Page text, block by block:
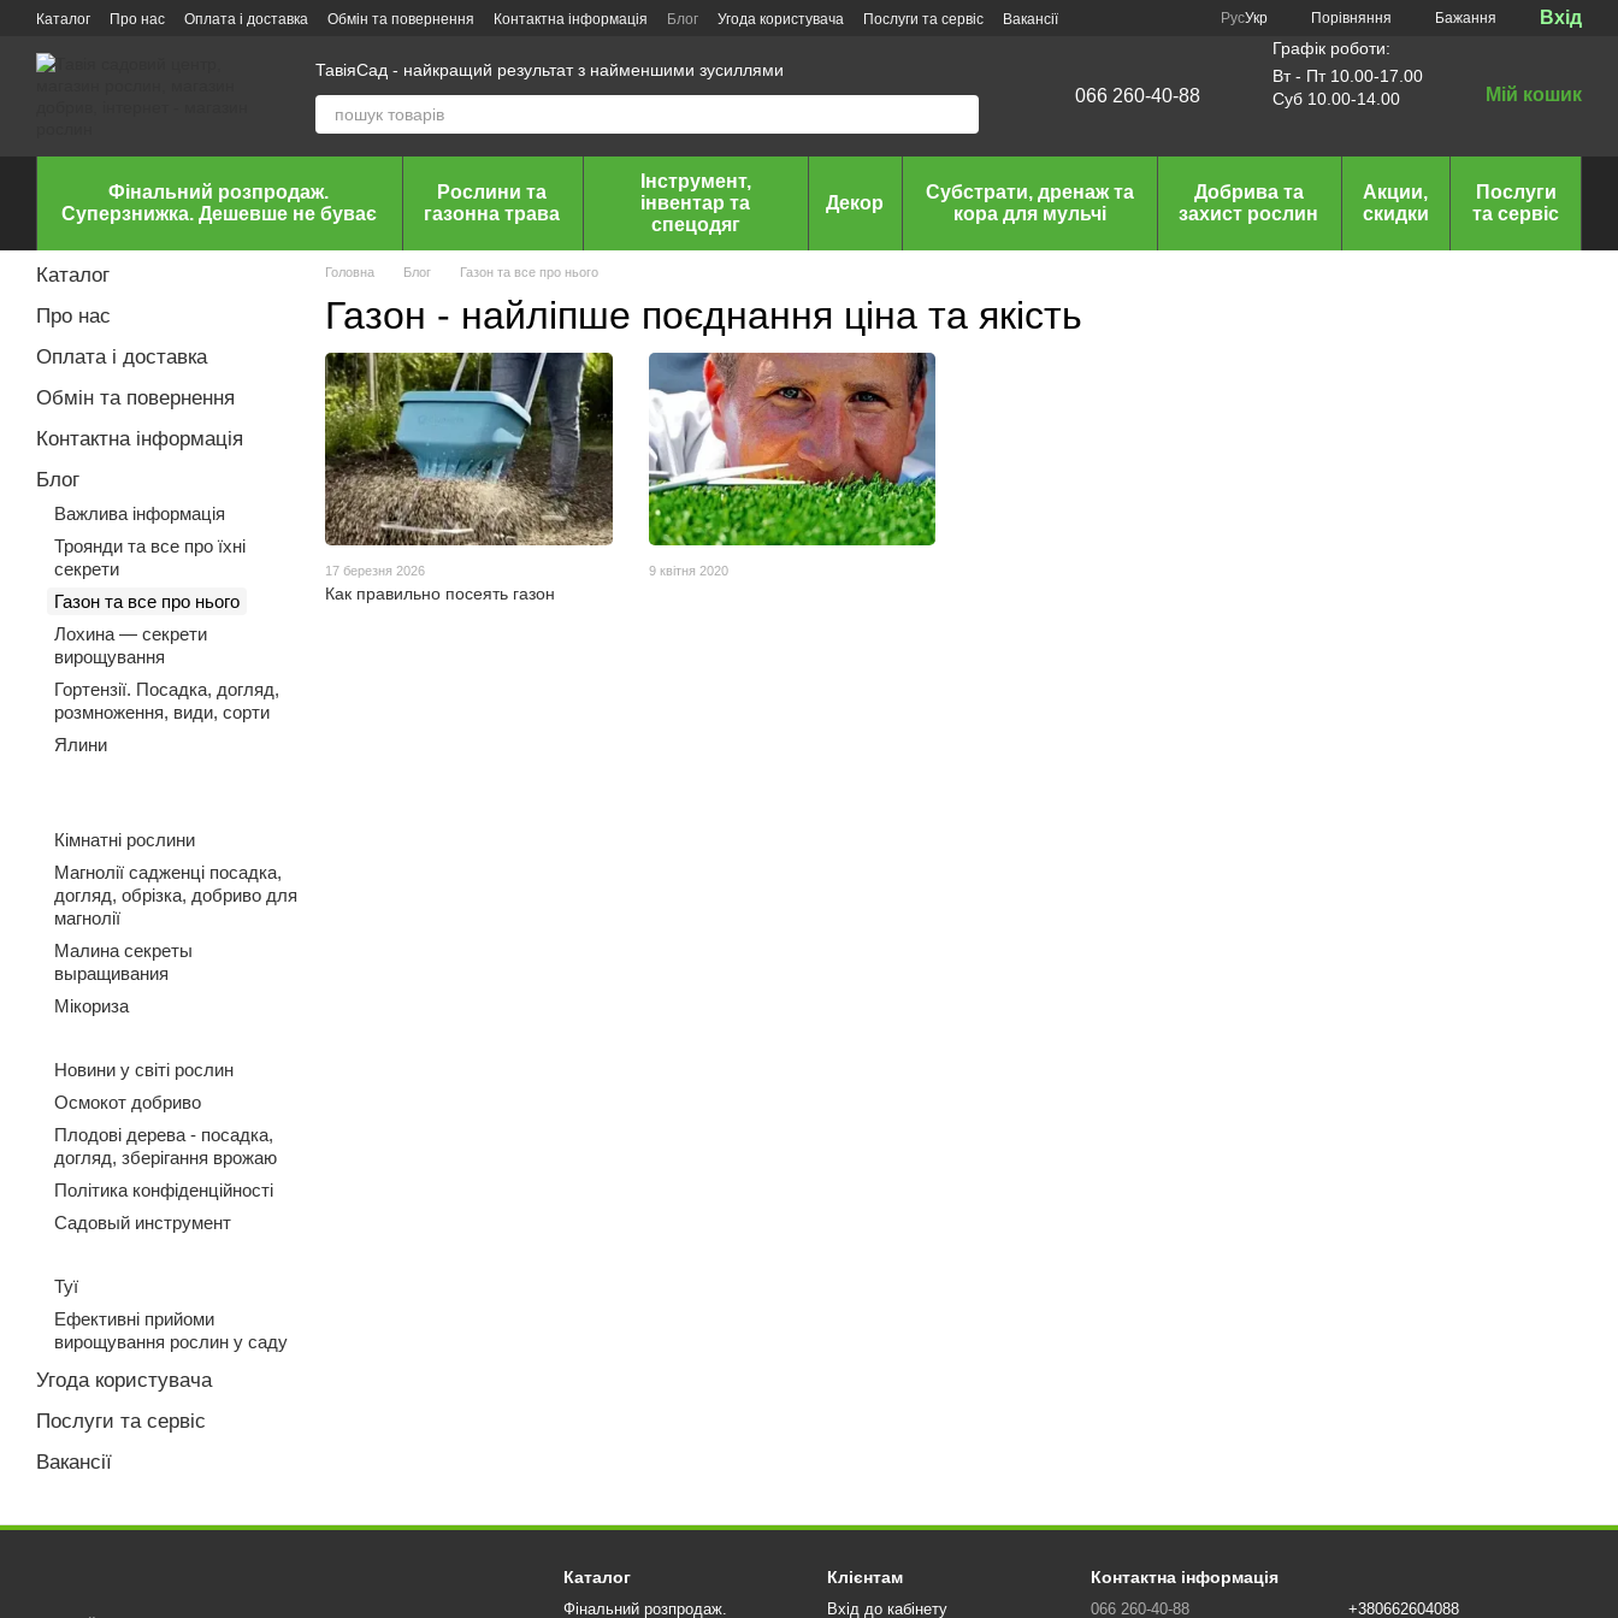
Перейти до основного контенту
Каталог Про нас Оплата і доставка Обмін та повернення Контактна інформація Блог Угода користувача Послуги та сервіс Вакансії РусУкр Порівняння Бажання Вхід
ТавіяСад - найкращий результат з найменшими зусиллями
066 260-40-88
Графік роботи:
Вт - Пт 10.00-17.00
Суб 10.00-14.00
Мій кошик
Фінальний розпродаж.
Суперзнижка. Дешевше не буває
Рослини та
газонна трава
Інструмент,
інвентар та
спецодяг
Декор
Субстрати, дренаж та
кора для мульчі
Добрива та
захист рослин
Акции,
скидки
Послуги
та сервіс
Головна Блог Газон та все про нього
Газон - найліпше поєднання ціна та якість
17 березня 2026
Как правильно посеять газон
9 квітня 2020
Каталог
Про нас
Оплата і доставка
Обмін та повернення
Контактна інформація
Блог
Важлива інформація
Троянди та все про їхні
секрети
Газон та все про нього
Лохина — секрети
вирощування
Гортензії. Посадка, догляд,
розмноження, види, сорти
Ялини
Кімнатні рослини
Магнолії садженці посадка,
догляд, обрізка, добриво для
магнолії
Малина секреты
выращивания
Мікориза
Новини у світі рослин
Осмокот добриво
Плодові дерева - посадка,
догляд, зберігання врожаю
Політика конфіденційності
Садовый инструмент
Туї
Ефективні прийоми
вирощування рослин у саду
Угода користувача
Послуги та сервіс
Вакансії
Каталог
Фінальний розпродаж.
Клієнтам
Вхід до кабінету
Контактна інформація
066 260-40-88 +380662604088